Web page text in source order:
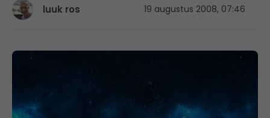
luuk ros 19 augustus 2008, 07:46